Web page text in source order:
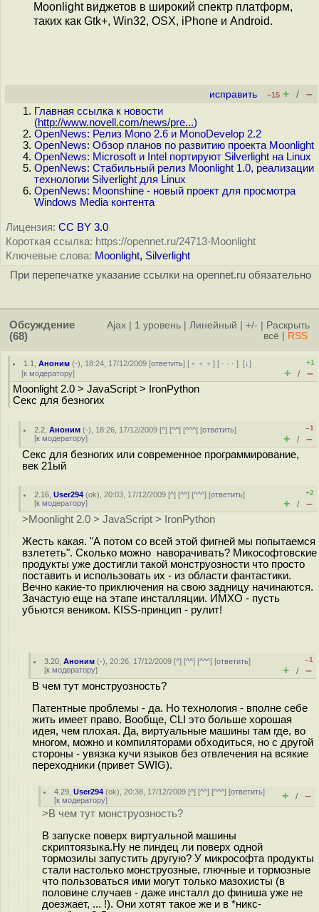
Moonlight виджетов в широкий спектр платформ,
таких как Gtk+, Win32, OSX, iPhone и Android.
исправить –15 + / –
Главная ссылка к новости
(http://www.novell.com/news/pre...)
OpenNews: Релиз Mono 2.6 и MonoDevelop 2.2
OpenNews: Обзор планов по развитию проекта Moonlight
OpenNews: Microsoft и Intel портируют Silverlight на Linux
OpenNews: Стабильный релиз Moonlight 1.0, реализации
технологии Silverlight для Linux
OpenNews: Moonshine - новый проект для просмотра
Windows Media контента
Лицензия: CC BY 3.0
Короткая ссылка: https://opennet.ru/24713-Moonlight
Ключевые слова: Moonlight, Silverlight
При перепечатке указание ссылки на opennet.ru обязательно
Обсуждение
(68)
Ajax 1 уровень Линейный +/-
Раскрыть
всё
RSS
1.1 ,Аноним (-), 18:24, 17/12/2009 [ответить] [ ﹢﹢﹢] [ · · ·][↓]
[к модератору]
+1
+ / –
Moonlight 2.0 > JavaScript > IronPython
Секс для безногих
2.2 ,Аноним (-), 18:26, 17/12/2009 [^] [^^] [^^^] [ответить]
[к модератору]
–1
+ / –
Секс для безногих или современное программирование,
век 21ый
2.16 ,User294 (ok), 20:03, 17/12/2009 [^] [^^] [^^^] [ответить]
[к модератору]
+2
+ / –
>Moonlight 2.0 > JavaScript > IronPython
Жесть какая. "А потом со всей этой фигней мы попытаемся
взлететь". Сколько можно наворачивать? Микософтовские
продукты уже достигли такой монструозности что просто
поставить и использовать их - из области фантастики.
Вечно какие-то приключения на свою задницу начинаются.
Зачастую еще на этапе инсталляции. ИМХО - пусть
убьются веником. KISS-принцип - рулит!
3.20 ,Аноним (-), 20:26, 17/12/2009 [^] [^^] [^^^] [ответить]
[к модератору]
–1
+ / –
В чем тут монструозность?
Патентные проблемы - да. Но технология - вполне себе
жить имеет право. Вообще, CLI это больше хорошая
идея, чем плохая. Да, виртуальные машины там где, во
многом, можно и компиляторами обходиться, но с другой
стороны - увязка кучи языков без отвлечения на всякие
переходники (привет SWIG).
4.29 ,User294 (ok), 20:38, 17/12/2009 [^] [^^] [^^^] [ответить]
[к модератору] + / –
>В чем тут монструозность?
В запуске поверх виртуальной машины
скриптоязыка.Ну не пиндец ли поверх одной
тормозилы запустить другую? У микрософта продукты
стали настолько монструозные, глючные и тормозные
что пользоваться ими могут только мазохисты (в
половине случаев - даже инсталл до финиша уже не
доезжает, ... !). Они хотят такое же и в *никс-